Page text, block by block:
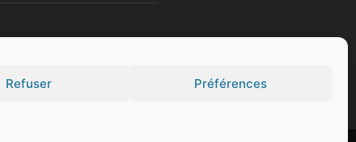
Refuser Préférences